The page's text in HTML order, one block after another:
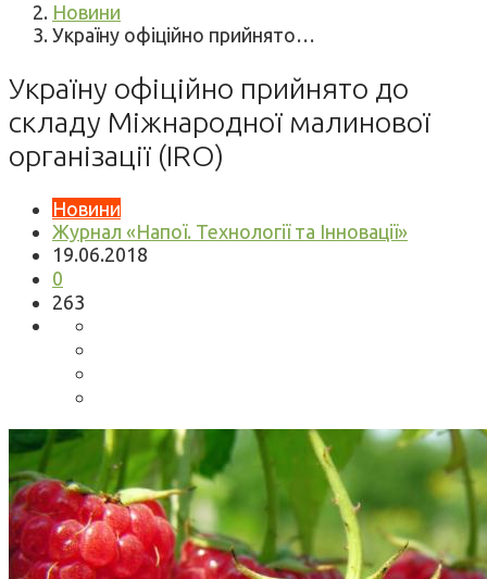
Новини
Україну офіційно прийнято…
Україну офіційно прийнято до
складу Міжнародної малинової
організації (IRO)
Новини
Журнал «Напої. Технології та Інновації»
19.06.2018
0
263